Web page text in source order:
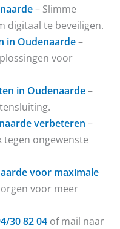
– Slimme
digitaal te beveiligen.
in Oudenaarde–
voor
in Oudenaarde–
verbeteren –
tegen ongewenste
voor maximale
voor meer
30 82 04 of mail naar